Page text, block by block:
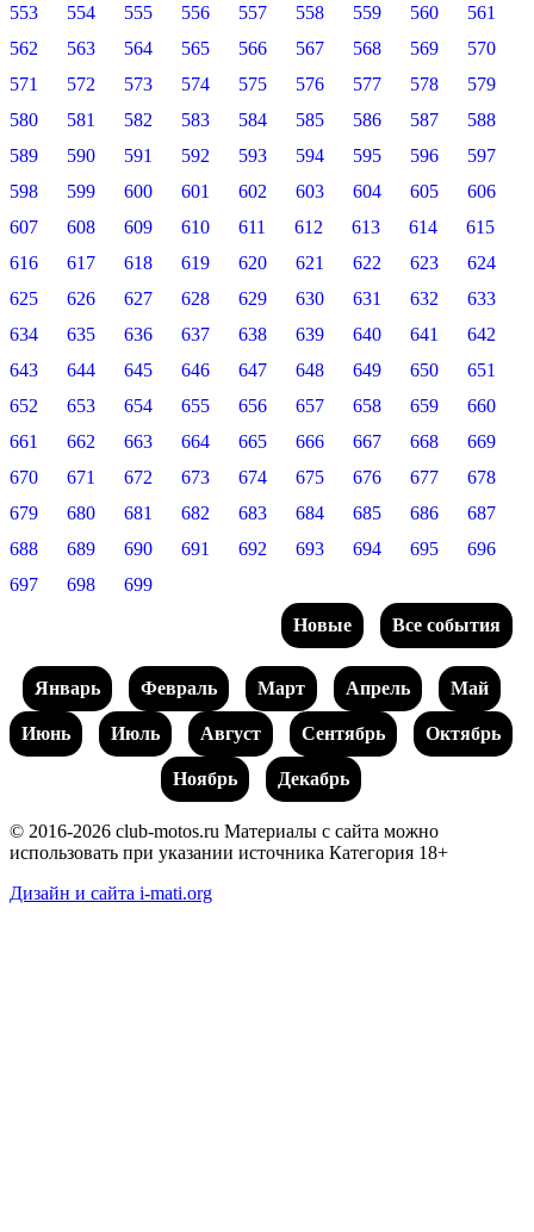
553
554 555 556 557 558 559 560
561
562
563 564 565 566 567 568 569
570
571
572 573 574 575 576 577 578
579
580
581 582 583 584 585 586 587
588
589
590 591 592 593 594 595 596
597
598
599 600 601 602 603 604 605
606
607
608 609 610 611 612 613 614
615
616
617 618 619 620 621 622 623
624
625
626 627 628 629 630 631 632
633
634
635 636 637 638 639 640 641
642
643
644 645 646 647 648 649 650
651
652
653 654 655 656 657 658 659
660
661
662 663 664 665 666 667 668
669
670
671 672 673 674 675 676 677
678
679
680 681 682 683 684 685 686
687
688
689 690 691 692 693 694 695
696
697
698
699
Новые
Все события
Январь Февраль Март Апрель Май
Июнь Июль Август Сентябрь Октябрь
Ноябрь Декабрь
© 2016-2026 club-motos.ru Материалы с сайта можно
использовать при указании источника Категория 18+
Дизайн и сайта i-mati.org